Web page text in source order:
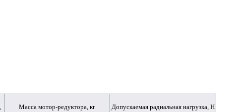
Масса мотор-редуктора, кг Допускаемая радиальная нагрузка, Н